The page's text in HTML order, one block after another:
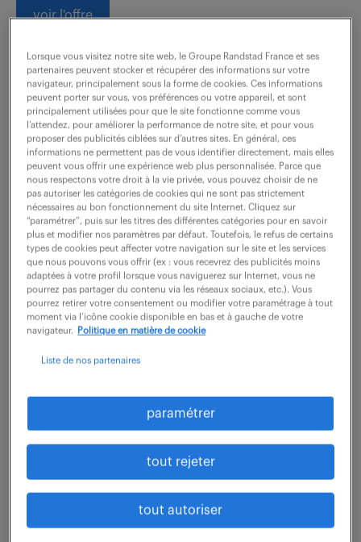
voir l'offre
technicien chimiste (f/h)
9 juillet 2026
Gien (45) intérim
10 mois
2 160 - 2 200 € / mois
Intégré à l'équipe du laboratoire de chimie, vous
réalisez les analyses physico-chimique des matières
premières et produits finis. Vous utilisez les méthodes
d'analyse, types potentiométre,...
chargé de projet qualité (f/h)
Lorsque vous visitez notre site web, le Groupe Randstad France et ses
partenaires peuvent stocker et récupérer des informations sur votre
navigateur, principalement sous la forme de cookies. Ces informations
peuvent porter sur vous, vos préférences ou votre appareil, et sont
principalement utilisées pour que le site fonctionne comme vous
l’attendez, pour améliorer la performance de notre site, et pour vous
proposer des publicités ciblées sur d’autres sites. En général, ces
informations ne permettent pas de vous identifier directement, mais elles
peuvent vous offrir une expérience web plus personnalisée. Parce que
nous respectons votre droit à la vie privée, vous pouvez choisir de ne
pas autoriser les catégories de cookies qui ne sont pas strictement
nécessaires au bon fonctionnement du site Internet. Cliquez sur
“paramétrer”, puis sur les titres des différentes catégories pour en savoir
plus et modifier nos paramètres par défaut. Toutefois, le refus de certains
types de cookies peut affecter votre navigation sur le site et les services
que nous pouvons vous offrir (ex : vous recevrez des publicités moins
adaptées à votre profil lorsque vous naviguerez sur Internet, vous ne
pourrez pas partager du contenu via les réseaux sociaux, etc.). Vous
pourrez retirer votre consentement ou modifier votre paramétrage à tout
moment via l’icône cookie disponible en bas et à gauche de votre
navigateur.
Politique en matière de cookie
Liste de nos partenaires
paramétrer
tout rejeter
tout autoriser